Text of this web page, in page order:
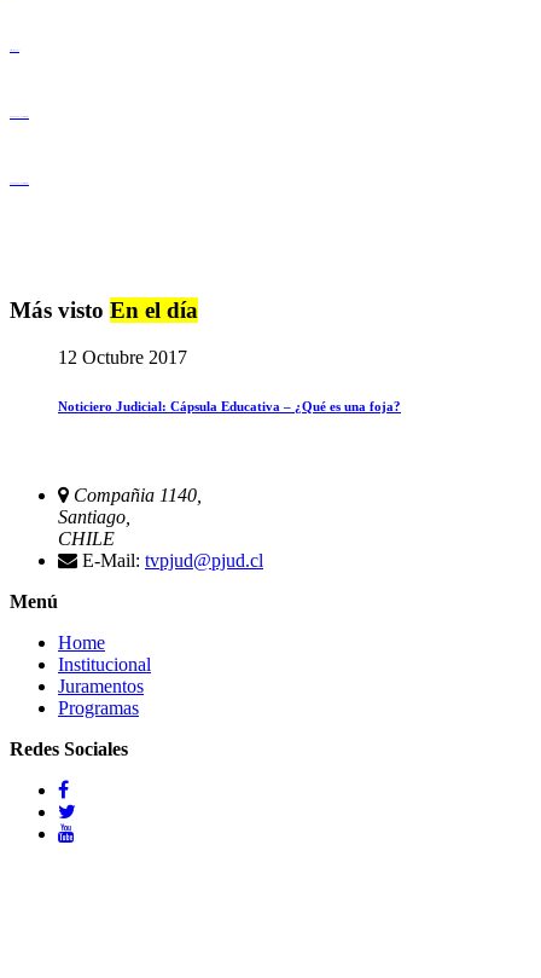
Más visto En el día
12 Octubre 2017
Noticiero Judicial: Cápsula Educativa – ¿Qué es una foja?
Compañia 1140,
Santiago,
CHILE
E-Mail: tvpjud@pjud.cl
Menú
Home
Institucional
Juramentos
Programas
Redes Sociales